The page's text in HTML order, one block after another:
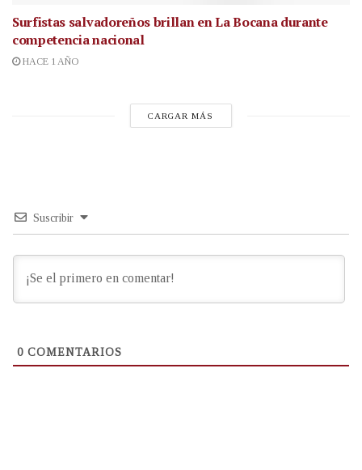
Surfistas salvadoreños brillan en La Bocana durante
competencia nacional
HACE 1 AÑO
CARGAR MÁS
Suscribir
0 COMENTARIOS